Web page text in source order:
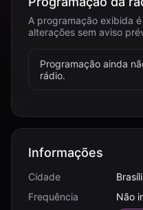
A programação exibida
alterações sem aviso
Programação ainda
rádio.
Informações
Cidade
Frequência
Não